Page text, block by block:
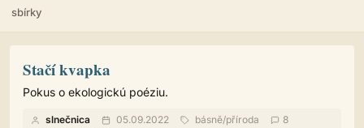
sbírky
Stačí kvapka
Pokus o ekologickú poéziu.
slnečnica 05.09.2022 básně/příroda
8